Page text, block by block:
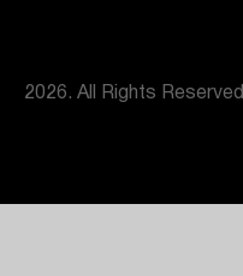
2026. All Rights Reserved